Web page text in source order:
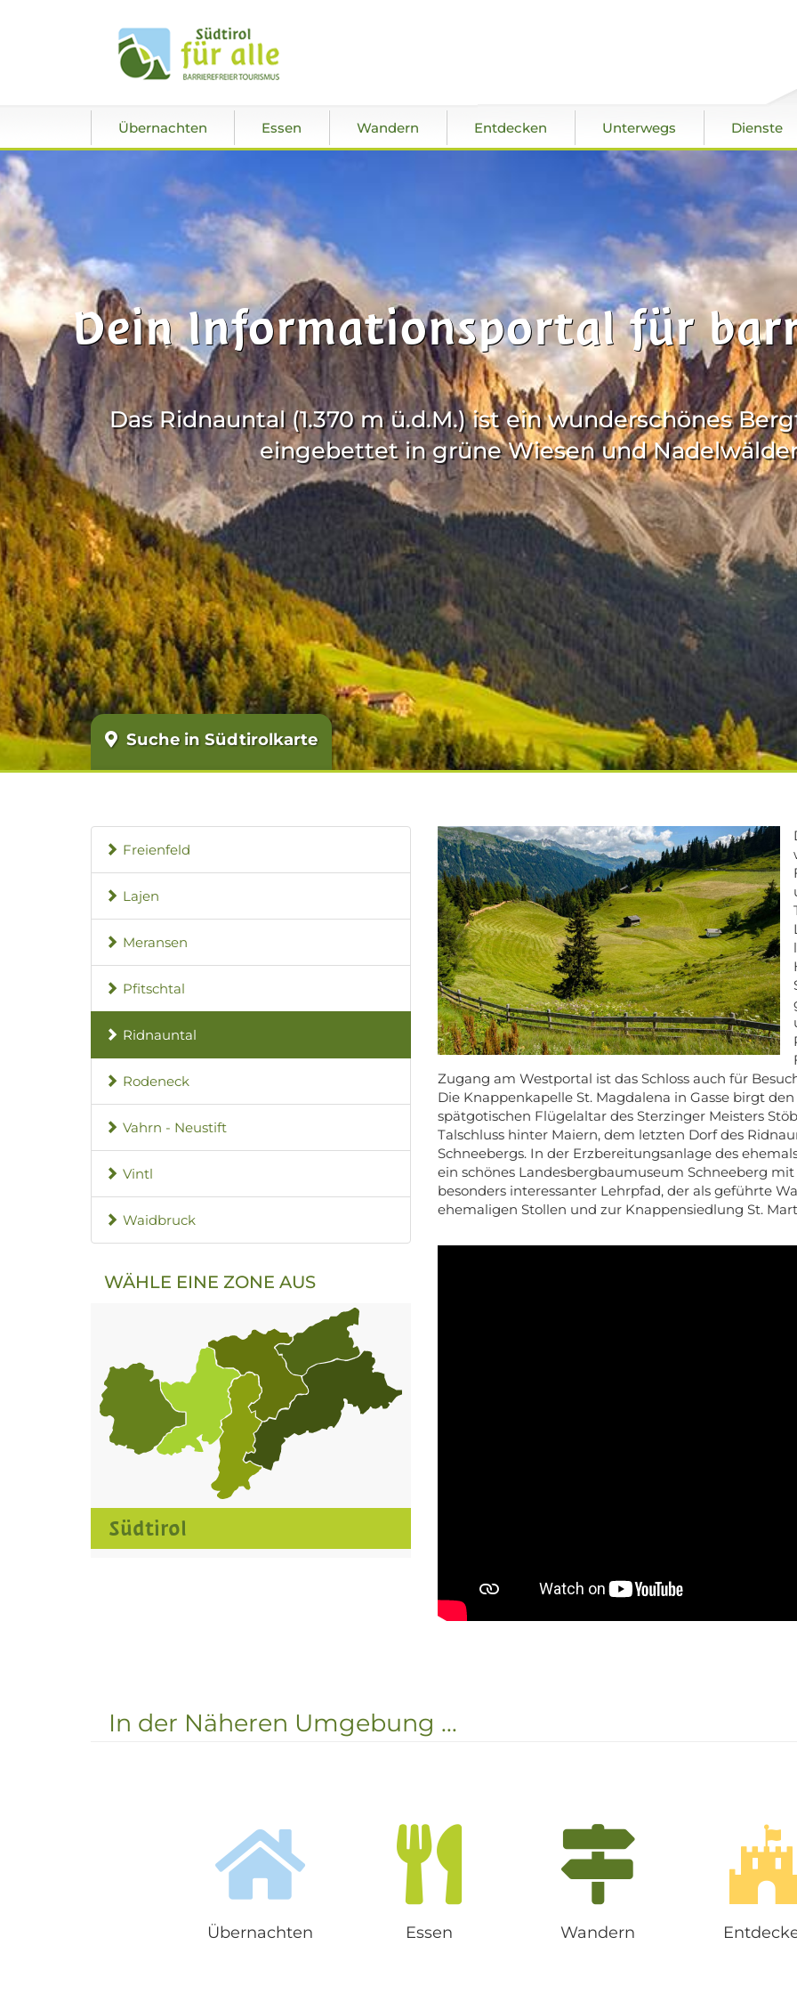
Übernachten Essen Wandern Entdecken Unterwegs Dienste
Dein Informationsportal für
Das Ridnauntal (1.370 m ü.d.M.) ist ein wunderschönes
eingebettet in grüne Wiesen und
Suche in Südtirolkarte
Freienfeld
Lajen
Meransen
Pfitschtal
Ridnauntal
Rodeneck
Vahrn - Neustift
Vintl
Waidbruck
WÄHLE EINE ZONE AUS
Südtirol
Zugang am Westportal ist das Schloss auch für
Die Knappenkapelle St. Magdalena in Gasse birgt
spätgotischen Flügelaltar des Sterzinger Meisters
Talschluss hinter Maiern, dem letzten Dorf des
Schneebergs. In der Erzbereitungsanlage des
ein schönes Landesbergbaumuseum Schneeberg
besonders interessanter Lehrpfad, der als geführte
ehemaligen Stollen und zur Knappensiedlung St.
In der Näheren Umgebung ...
Übernachten Essen Wandern